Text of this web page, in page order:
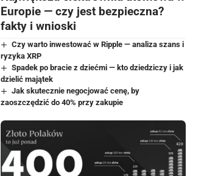
Europie — czy jest bezpieczna?
fakty i wnioski
Czy warto inwestować w Ripple — analiza szans i
ryzyka XRP
Spadek po bracie z dziećmi — kto dziedziczy i jak
dzielić majątek
Jak skutecznie negocjować cenę, by
zaoszczędzić do 40% przy zakupie